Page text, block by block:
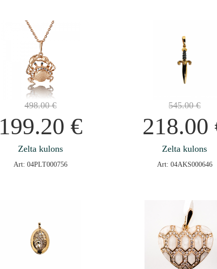
498.00€
199.20€
Zelta kulons
Art: 04PLT000756
545.00€
218.00
Zelta kulons
Art: 04AKS000646